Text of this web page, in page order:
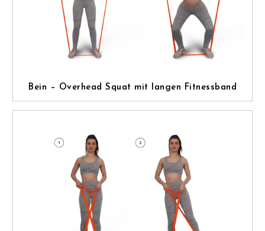
Bein – Overhead Squat mit langen Fitnessband